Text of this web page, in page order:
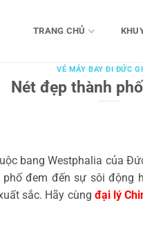
TRANG CHỦ
VÉ MÁY BAY ĐI ĐỨC
Nét đẹp thành
bang Westphalia của
đem đến sự sôi động
sắc. Hãy cùng đại lý